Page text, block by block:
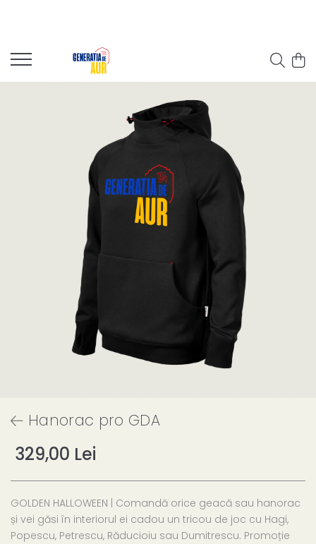
Hanorac pro GDA
329,00 Lei
GOLDEN HALLOWEEN | Comandă orice geacă sau hanorac
și vei găsi în interiorul ei cadou un tricou de joc cu Hagi,
Popescu, Petrescu, Răducioiu sau Dumitrescu. Promoție